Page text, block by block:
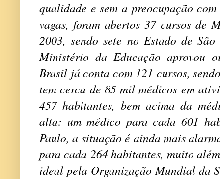
qualidade e sem a preocupação
vagas, foram abertos 37 cursos de
2003, sendo sete no Estado de
Ministério da Educação aprovou
Brasil já conta com 121 cursos,
tem cerca de 85 mil médicos em
457 habitantes, bem acima da
alta: um médico para cada 601
Paulo, a situação é ainda mais
para cada 264 habitantes, muito
ideal pela Organização Mundial da